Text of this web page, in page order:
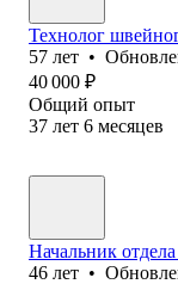
Технолог
57 лет •
40 000 ₽
Общий опыт
37 лет 6 месяцев
Начальник
46 лет •